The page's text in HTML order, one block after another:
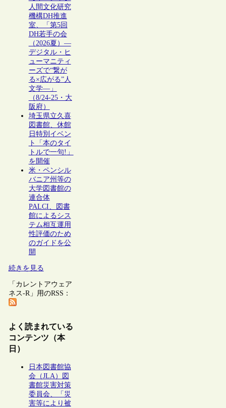
人間文化研究
機構DH推進
室、「第5回
DH若手の会
（2026夏）―
デジタル・ヒ
ューマニティ
ーズで“繋が
る×広がる”人
文学―」
（8/24-25・大
阪府）
埼玉県立久喜
図書館、休館
日特別イベン
ト「本のタイ
トルで一句!」
を開催
米・ペンシル
バニア州等の
大学図書館の
連合体
PALCI、図書
館によるシス
テム相互運用
性評価のため
のガイドを公
開
続きを見る
「カレントアウェア
ネス-R」用のRSS：
よく読まれている
コンテンツ（本
日）
日本図書館協
会（JLA）図
書館災害対策
委員会、「災
害等により被